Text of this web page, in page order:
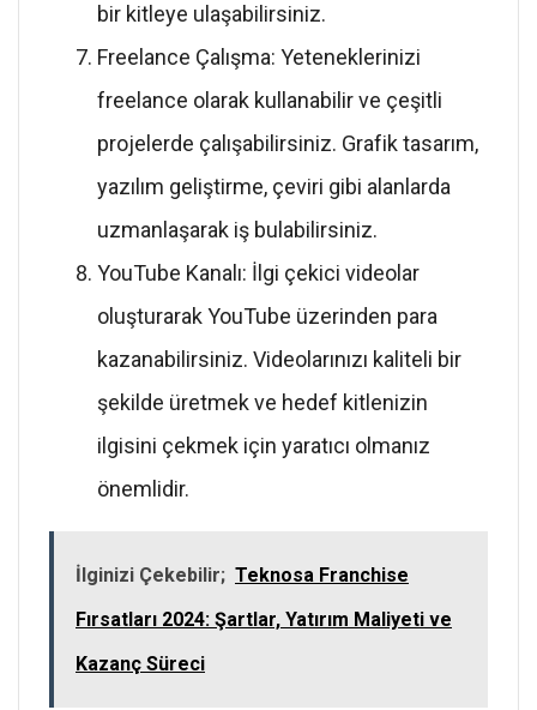
bir kitleye ulaşabilirsiniz.
Freelance Çalışma: Yeteneklerinizi
freelance olarak kullanabilir ve çeşitli
projelerde çalışabilirsiniz. Grafik tasarım,
yazılım geliştirme, çeviri gibi alanlarda
uzmanlaşarak iş bulabilirsiniz.
YouTube Kanalı: İlgi çekici videolar
oluşturarak YouTube üzerinden para
kazanabilirsiniz. Videolarınızı kaliteli bir
şekilde üretmek ve hedef kitlenizin
ilgisini çekmek için yaratıcı olmanız
önemlidir.
İlginizi Çekebilir; Teknosa Franchise
Fırsatları 2024: Şartlar, Yatırım Maliyeti ve
Kazanç Süreci